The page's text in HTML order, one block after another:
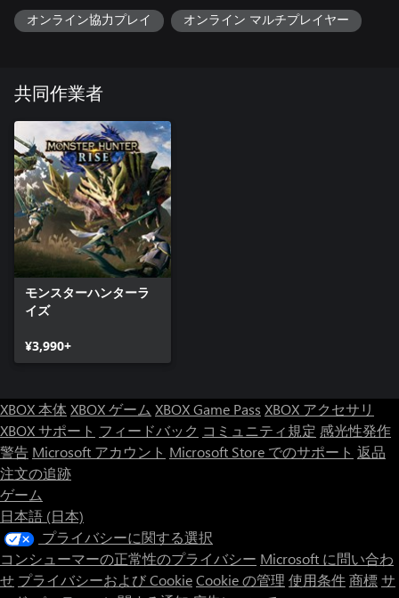
オンライン協力プレイ オンライン マルチプレイヤー
共同作業者
モンスターハンターラ
イズ
¥3,990+
XBOX 本体XBOX ゲーム XBOX Game Pass XBOX アクセサリ
XBOX サポート フィードバック コミュニティ規定 感光性発作
警告 Microsoft アカウント Microsoft Store でのサポート 返品
注文の追跡
ゲーム
日本語 (日本)
プライバシーに関する選択
コンシューマーの正常性のプライバシー Microsoft に問い合わ
せ プライバシーおよび CookieCookie の管理 使用条件商標サ